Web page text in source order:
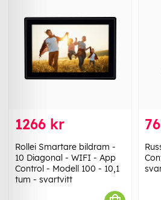
1266 kr
Rollei Smartare bildram -
10 Diagonal - WIFI - App
Control - Modell 100 - 10,1
tum - svartvitt